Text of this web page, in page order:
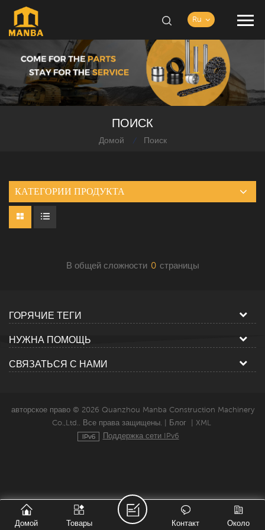
Ru
ПОИСК
Домой / Поиск
КАТЕГОРИИ ПРОДУКТА
В общей сложности 0 страницы
ГОРЯЧИЕ ТЕГИ
НУЖНА ПОМОЩЬ
СВЯЗАТЬСЯ С НАМИ
авторское право © 2026 Quanzhou Manba Construction Machinery
Co.,Ltd.. Все права защищены. |
Блог
XML
Поддержка сети IPv6
Домой Товары Около
Контакт